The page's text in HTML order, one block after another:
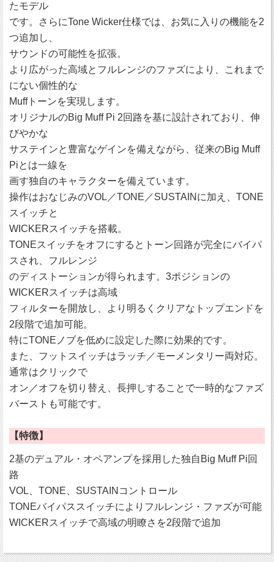
たモデル
です。さらにTone Wicker仕様では、お気に入りの機能を2
つ追加し、
サウンドの可能性を拡張。
より広がった高域とフルレンジのファズにより、これまで
にない個性的な
Muffトーンを実現します。
オリジナルのBig Muff Pi 2回路を基に設計されており、伸
びやかな
サステインと豊富なゲインを備えながら、従来のBig Muff
Piとは一線を
画す独自のキャラクターを備えています。
操作はおなじみのVOL／TONE／SUSTAINに加え、TONE
スイッチと
WICKERスイッチを搭載。
TONEスイッチをオフにするとトーン回路が完全にバイパ
スされ、フルレンジ
のディストーションが得られます。3ポジションの
WICKERスイッチは高域
フィルターを開放し、より明るくクリアなトップエンドを
2段階で追加可能。
特にTONEノブを低めに設定した際に効果的です。
また、フットスイッチはラッチ／モーメンタリー両対応。
通常はクリックで
オン／オフを切り替え、長押しすることで一時的なファズ
バーストも可能です。
【特徴】
2基のデュアル・オペアンプを採用した独自Big Muff Pi回
路
VOL、TONE、SUSTAINコントロール
TONEバイパススイッチによりフルレンジ・ファズが可能
WICKERスイッチで高域の明瞭さを2段階で追加